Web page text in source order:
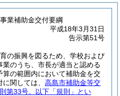
業補助金交付要綱
平成18年3月31日
告示第51号
の振興を図るため、学校および
のうち、市長が適当と認める
の範囲内において補助金を交
関しては、 高島市補助金等交
第33号。以下「規則」とい